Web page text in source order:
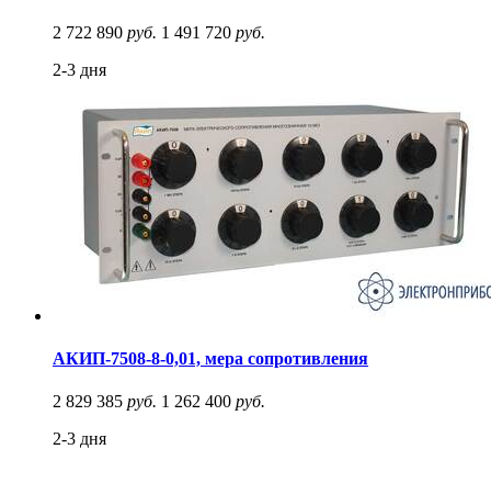
2 722 890 руб. 1 491 720 руб.
2-3 дня
АКИП-7508-8-0,01, мера сопротивления
2 829 385 руб. 1 262 400 руб.
2-3 дня